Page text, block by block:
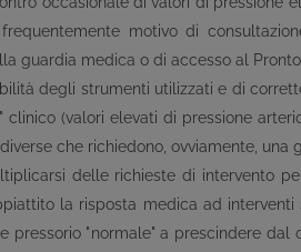
motivo di
guardia medica o di accesso al
degli strumenti utilizzati e di
clinico (valori elevati di pressione
che richiedono, ovviamente,
delle richieste di intervento
la risposta medica ad interventi
pressorio "normale" a prescindere